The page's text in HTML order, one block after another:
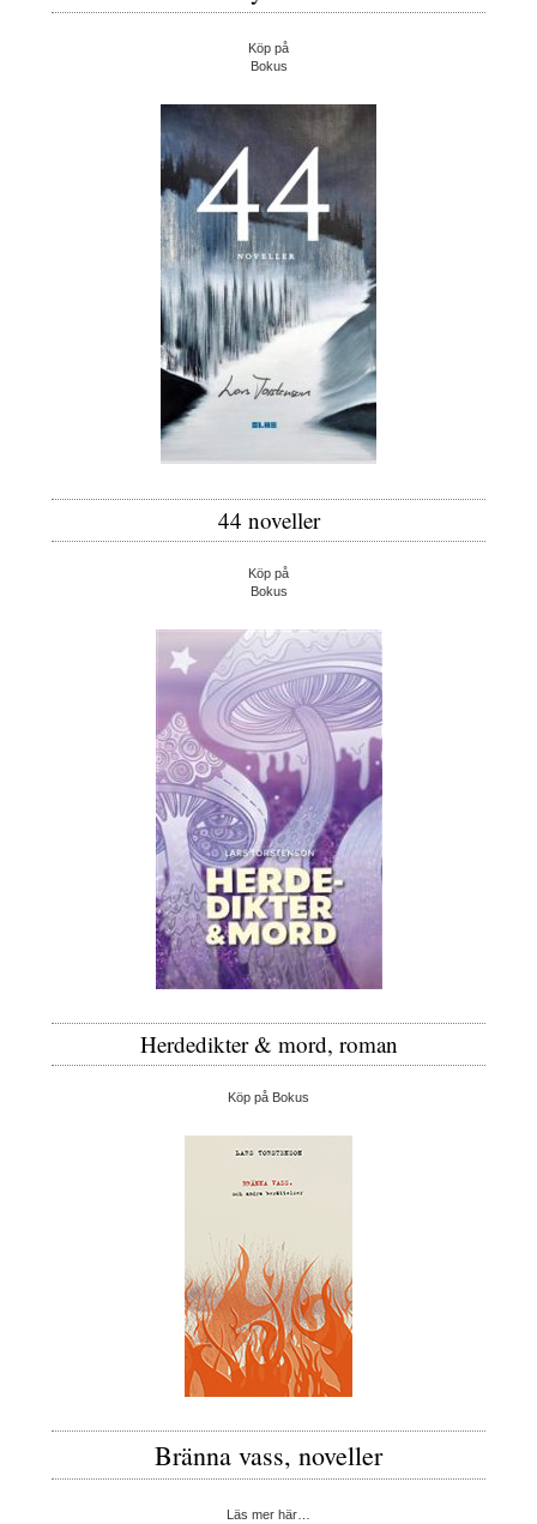
Köp på
Bokus
44 noveller
Köp på
Bokus
Herdedikter & mord, roman
Köp på Bokus
Bränna vass, noveller
Läs mer här…